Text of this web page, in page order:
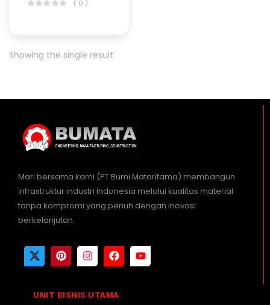
( 0 )
Showing the single result
Mari bersama kami (PT Bumi Mataritama) membangun
infrastruktur industri Indonesia melalui kualitas material
tanpa kompromi yang penuh dengan inovasi
berkelanjutan.
UNIT BISNIS UTAMA